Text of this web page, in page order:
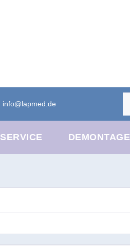
info@lapmed.de
SERVICE DEMONTAGE